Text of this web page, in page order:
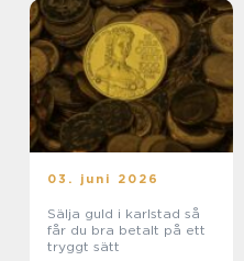
03. juni 2026
Sälja guld i karlstad så
får du bra betalt på ett
tryggt sätt